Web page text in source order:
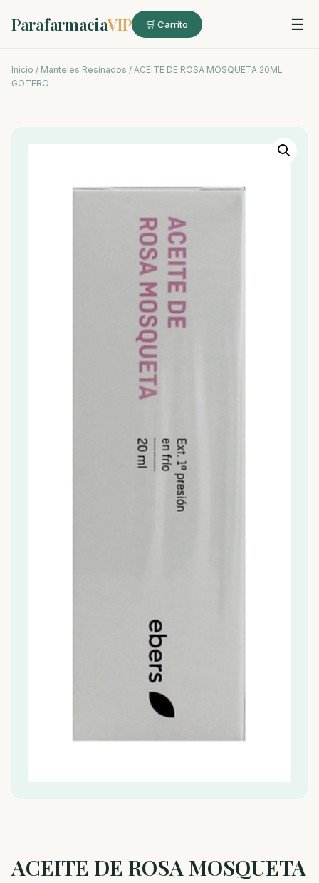
ParafarmaciaVIP 🛒 Carrito ☰
Inicio / Manteles Resinados / ACEITE DE ROSA MOSQUETA 20ML
GOTERO
ACEITE DE ROSA MOSQUETA